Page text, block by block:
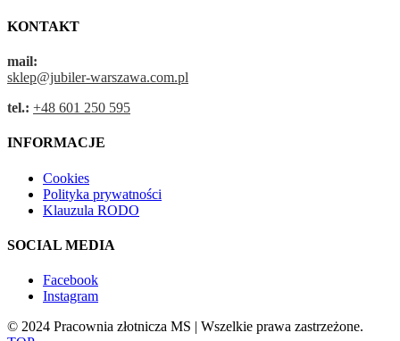
KONTAKT
mail:
sklep@jubiler-warszawa.com.pl
tel.: +48 601 250 595
INFORMACJE
Cookies
Polityka prywatności
Klauzula RODO
SOCIAL MEDIA
Facebook
Instagram
© 2024 Pracownia złotnicza MS | Wszelkie prawa zastrzeżone.